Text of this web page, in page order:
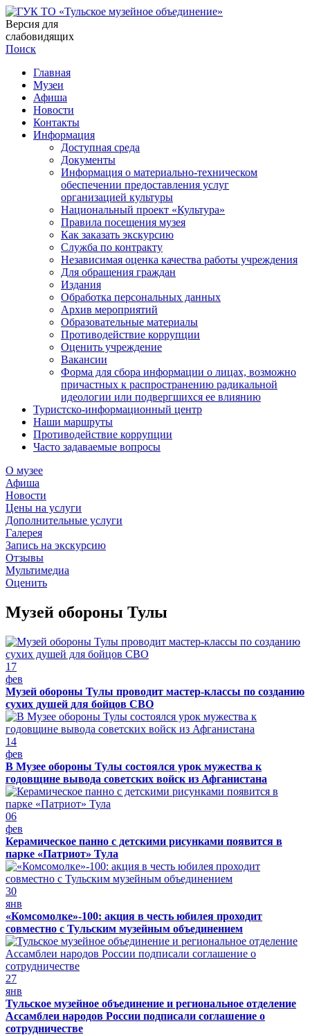
Версия для
слабовидящих
Поиск
Главная
Музеи
Афиша
Новости
Контакты
Информация
Доступная среда
Документы
Информация о материально-техническом
обеспечении предоставления услуг
организацией культуры
Национальный проект «Культура»
Правила посещения музея
Как заказать экскурсию
Служба по контракту
Независимая оценка качества работы учреждения
Для обращения граждан
Издания
Обработка персональных данных
Архив мероприятий
Образовательные материалы
Противодействие коррупции
Оценить учреждение
Вакансии
Форма для сбора информации о лицах, возможно
причастных к распространению радикальной
идеологии или подвергшихся ее влиянию
Туристско-информационный центр
Наши маршруты
Противодействие коррупции
Часто задаваемые вопросы
О музее
Афиша
Новости
Цены на услуги
Дополнительные услуги
Галерея
Запись на экскурсию
Отзывы
Мультимедиа
Оценить
Музей обороны Тулы
17
фев
Музей обороны Тулы проводит мастер-классы по созданию
сухих душей для бойцов СВО
14
фев
В Музее обороны Тулы состоялся урок мужества к
годовщине вывода советских войск из Афганистана
06
фев
Керамическое панно с детскими рисунками появится в
парке «Патриот» Тула
30
янв
«Комсомолке»-100: акция в честь юбилея проходит
совместно с Тульским музейным объединением
27
янв
Тульское музейное объединение и региональное отделение
Ассамблеи народов России подписали соглашение о
сотрудничестве